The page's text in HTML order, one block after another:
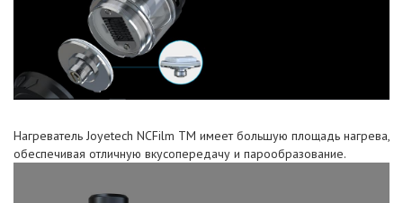
Нагреватель Joyetech NCFilm TM имеет большую площадь нагрева,
обеспечивая отличную вкусопередачу и парообразование.